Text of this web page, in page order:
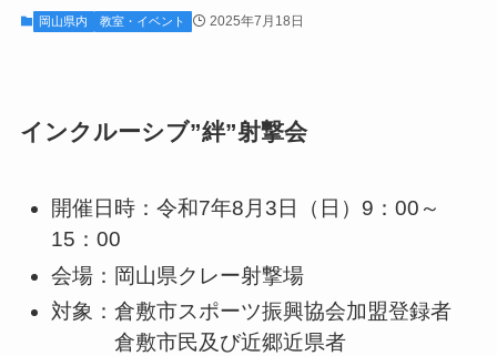
岡山県内 教室・イベント 2025年7月18日
インクルーシブ”絆”射撃会
開催日時：令和7年8月3日（日）9：00～
15：00
会場：岡山県クレー射撃場
対象：倉敷市スポーツ振興協会加盟登録者
倉敷市民及び近郷近県者